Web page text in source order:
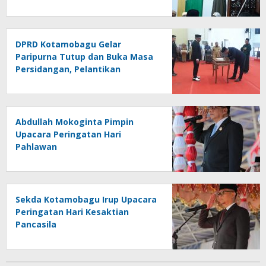
DPRD Kotamobagu Gelar
Paripurna Tutup dan Buka Masa
Persidangan, Pelantikan
Nasdem
Abdullah Mokoginta Pimpin
Upacara Peringatan Hari
Pahlawan
Sekda Kotamobagu Irup Upacara
Peringatan Hari Kesaktian
Pancasila